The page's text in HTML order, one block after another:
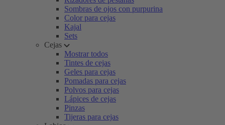
Sombras de ojos con purpurina
Color para cejas
Kajal
Sets
Cejas
Mostrar todos
Tintes de cejas
Geles para cejas
Pomadas para cejas
Polvos para cejas
Lápices de cejas
Pinzas
Tijeras para cejas